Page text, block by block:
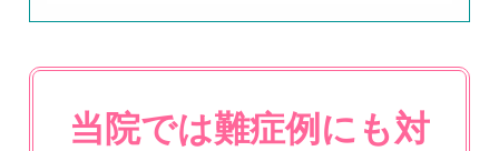
当院では難症例にも対